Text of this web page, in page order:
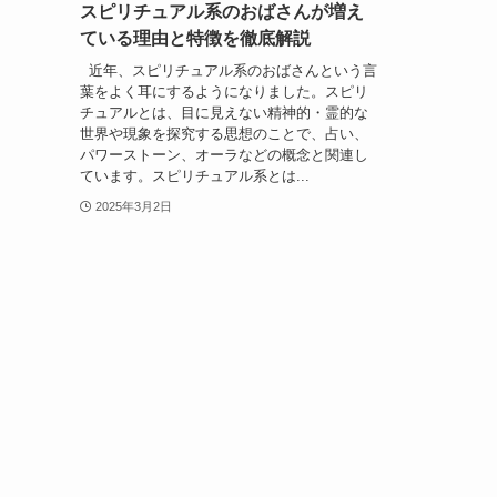
スピリチュアル系のおばさんが増え
ている理由と特徴を徹底解説
近年、スピリチュアル系のおばさんという言
葉をよく耳にするようになりました。スピリ
チュアルとは、目に見えない精神的・霊的な
世界や現象を探究する思想のことで、占い、
パワーストーン、オーラなどの概念と関連し
ています。スピリチュアル系とは...
2025年3月2日